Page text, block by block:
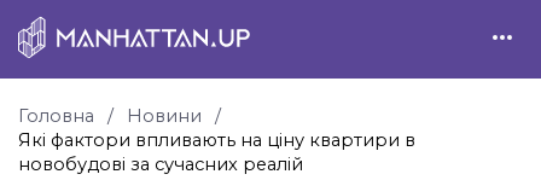
Головна
Новини
Які фактори впливають на ціну квартири в
новобудові за сучасних реалій